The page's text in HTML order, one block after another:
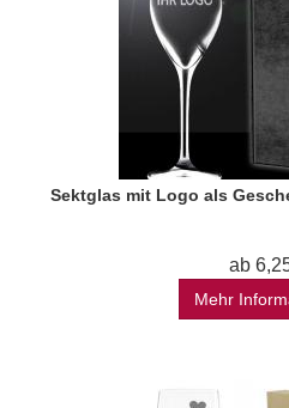
Sektglas mit Logo als
ab
Mehr